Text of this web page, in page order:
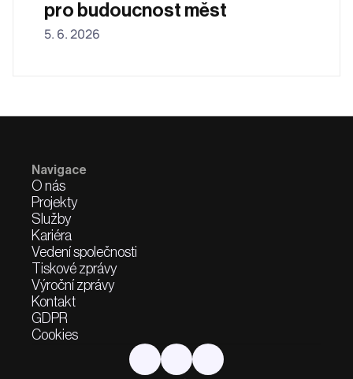
pro budoucnost měst
5. 6. 2026
Navigace
O nás
Projekty
Služby
Kariéra
Vedení společnosti
Tiskové zprávy
Výroční zprávy
Kontakt
GDPR
Cookies